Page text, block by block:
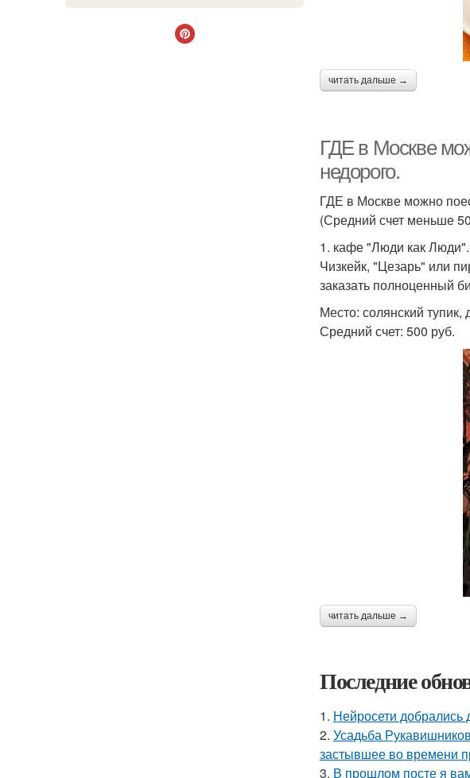
читать дальше →
ГДЕ в Москве
недорого.
ГДЕ в Москве можно
(Средний счет меньше
1. кафе "Люди как Люди".
Чизкейк, "Цезарь" или
заказать полноценный
Место: солянский тупик,
Средний счет: 500 руб.
читать дальше →
Последние
1. Нейросети
2. Усадьба
застывшее во времени
3. В прошлом посте я